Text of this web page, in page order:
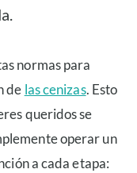
normas para
de las cenizas. Esto
queridos se
operar un
a cada etapa: